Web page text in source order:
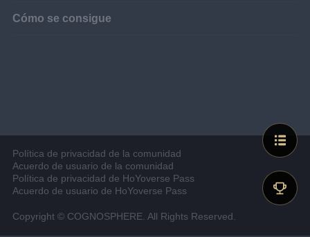
Cómo se consigue
Política de privacidad de la comunidad
Acuerdo de usuario de la comunidad
Política de privacidad de HoYoverse Pass
Acuerdo de usuario de HoYoverse Pass
Copyright © COGNOSPHERE. All Rights Reserved.